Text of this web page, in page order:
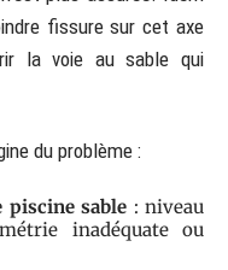
fissure sur cet axe
la voie au sable qui
du problème :
sable : niveau
inadéquate ou